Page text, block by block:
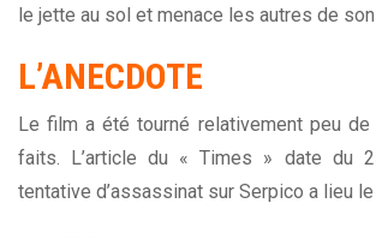
le jette au sol et menace les autres de
L’ANECDOTE
Le film a été tourné relativement peu
faits. L’article du « Times » date du
tentative d’assassinat sur Serpico a lieu